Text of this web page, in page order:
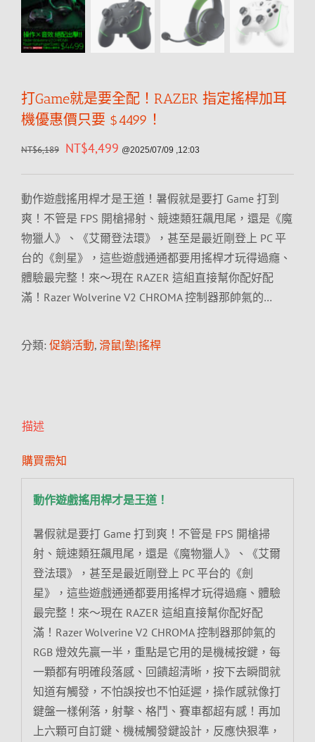
打Game就是要全配！RAZER 指定搖桿加耳
機優惠價只要 $4499！
NT$6,189 NT$4,499 @2025/07/09 ,12:03
動作遊戲搖用桿才是王道！暑假就是要打 Game 打到
爽！不管是 FPS 開槍掃射、競速類狂飆甩尾，還是《魔
物獵人》、《艾爾登法環》，甚至是最近剛登上 PC 平
台的《劍星》，這些遊戲通通都要用搖桿才玩得過癮、
體驗最完整！來～現在 RAZER 這組直接幫你配好配
滿！Razer Wolverine V2 CHROMA 控制器那帥氣的…
分類: 促銷活動, 滑鼠|墊|搖桿
描述
購買需知
動作遊戲搖用桿才是王道！
暑假就是要打 Game 打到爽！不管是 FPS 開槍掃
射、競速類狂飆甩尾，還是《魔物獵人》、《艾爾
登法環》，甚至是最近剛登上 PC 平台的《劍
星》，這些遊戲通通都要用搖桿才玩得過癮、體驗
最完整！來～現在 RAZER 這組直接幫你配好配
滿！Razer Wolverine V2 CHROMA 控制器那帥氣的
RGB 燈效先贏一半，重點是它用的是機械按鍵，每
一顆都有明確段落感、回饋超清晰，按下去瞬間就
知道有觸發，不怕誤按也不怕延遲，操作感就像打
鍵盤一樣俐落，射擊、格鬥、賽車都超有感！再加
上六顆可自訂鍵、機械觸發鍵設計，反應快狠準，